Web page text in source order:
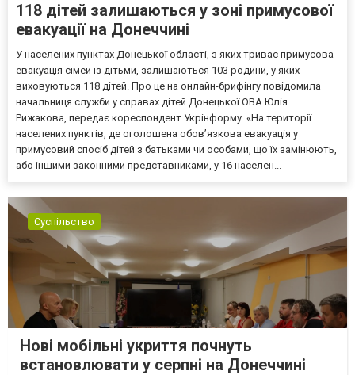
118 дітей залишаються у зоні примусової
евакуації на Донеччині
У населених пунктах Донецької області, з яких триває примусова
евакуація сімей із дітьми, залишаються 103 родини, у яких
виховуються 118 дітей. Про це на онлайн-брифінгу повідомила
начальниця служби у справах дітей Донецької ОВА Юлія
Рижакова, передає кореспондент Укрінформу. «На території
населених пунктів, де оголошена обов’язкова евакуація у
примусовий спосіб дітей з батьками чи особами, що їх замінюють,
або іншими законними представниками, у 16 населен...
Суспільство
Нові мобільні укриття почнуть
встановлювати у серпні на Донеччині